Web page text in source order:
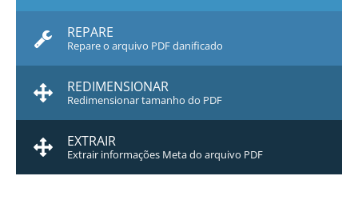
REPARE
Repare o arquivo PDF danificado
REDIMENSIONAR
Redimensionar tamanho do PDF
EXTRAIR
Extrair informações Meta do arquivo PDF